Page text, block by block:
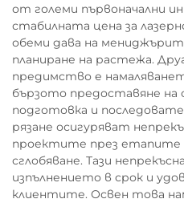
от големи първоначални
стабилната цена за
обеми дава на
планиране на растежа.
предимство е
бързото предоставяне
подготовка и
рязане осигуряват
проектите през етапите
сглобяване. Тази
изпълнението в срок и
клиентите. Освен това